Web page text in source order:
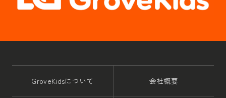
GroveKidsについて 会社概要